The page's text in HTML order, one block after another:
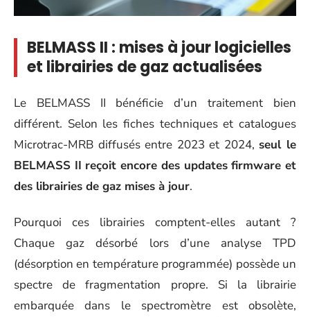
BELMASS II : mises à jour logicielles
et librairies de gaz actualisées
Le BELMASS II bénéficie d’un traitement bien
différent. Selon les fiches techniques et catalogues
Microtrac-MRB diffusés entre 2023 et 2024, seul le
BELMASS II reçoit encore des updates firmware et
des librairies de gaz mises à jour.
Pourquoi ces librairies comptent-elles autant ?
Chaque gaz désorbé lors d’une analyse TPD
(désorption en température programmée) possède un
spectre de fragmentation propre. Si la librairie
embarquée dans le spectromètre est obsolète,